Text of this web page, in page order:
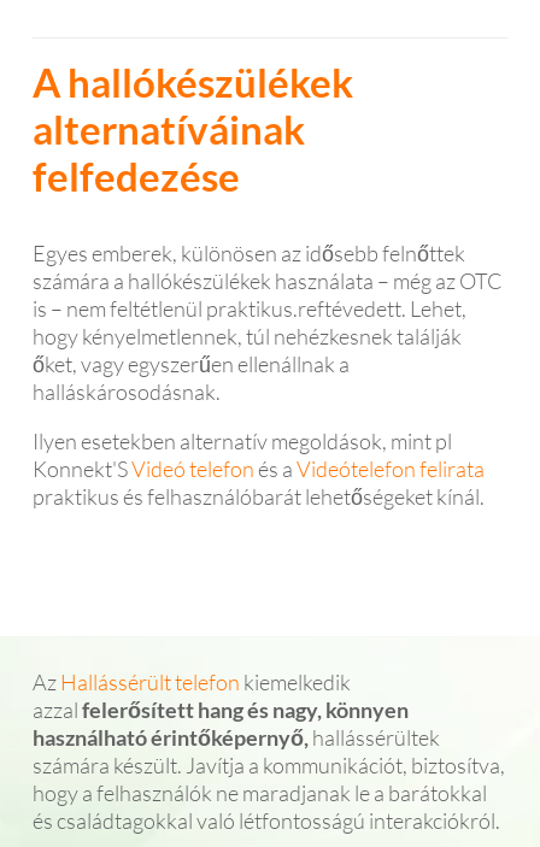
A hallókészülékek
alternatíváinak
felfedezése
Egyes emberek, különösen az idősebb felnőttek
számára a hallókészülékek használata – még az OTC
is – nem feltétlenül praktikus.reftévedett. Lehet,
hogy kényelmetlennek, túl nehézkesnek találják
őket, vagy egyszerűen ellenállnak a
halláskárosodásnak.
Ilyen esetekben alternatív megoldások, mint pl
Konnekt'SVideó telefonés aVideótelefon felirata
praktikus és felhasználóbarát lehetőségeket kínál.
AzHallássérült telefon kiemelkedik
azzalfelerősített hang és nagy, könnyen
használható érintőképernyő,hallássérültek
számára készült. Javítja a kommunikációt, biztosítva,
hogy a felhasználók ne maradjanak le a barátokkal
és családtagokkal való létfontosságú interakciókról.